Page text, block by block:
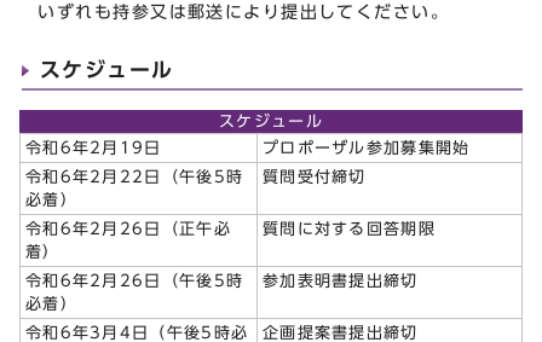
いずれも持参又は郵送により提出してください。
スケジュール
スケジュール
令和6年2月19日
プロポーザル参加募集開始
令和6年2月22日（午後5時
必着）
質問受付締切
令和6年2月26日（正午必
着）
質問に対する回答期限
令和6年2月26日（午後5時
必着）
参加表明書提出締切
令和6年3月4日（午後5時必
企画提案書提出締切